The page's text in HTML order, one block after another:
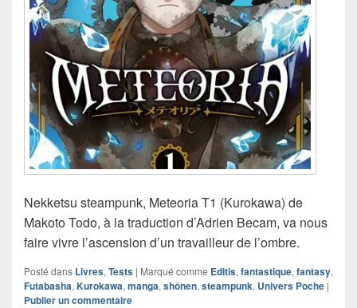
Nekketsu steampunk, Meteoria T1 (Kurokawa) de
Makoto Todo, à la traduction d’Adrien Becam, va nous
faire vivre l’ascension d’un travailleur de l’ombre.
Posté dans Livres, Tests | Marqué comme Editis, fantastique, fantasy,
Futabasha, Kurokawa, manga, shônen, steampunk, Univers Poche |
Publier un commentaire